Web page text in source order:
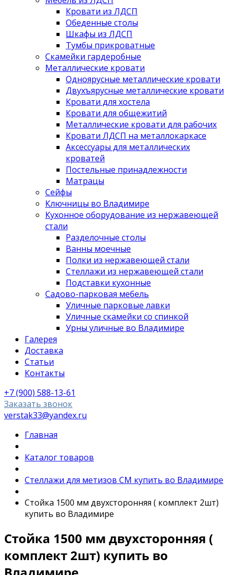
Кровати из ЛДСП
Обеденные столы
Шкафы из ЛДСП
Тумбы прикроватные
Скамейки гардеробные
Металлические кровати
Одноярусные металлические кровати
Двухъярусные металлические кровати
Кровати для хостела
Кровати для общежитий
Металлические кровати для рабочих
Кровати ЛДСП на металлокаркасе
Аксессуары для металлических
кроватей
Постельные принадлежности
Матрацы
Сейфы
Ключницы во Владимире
Кухонное оборудование из нержавеющей
стали
Разделочные столы
Ванны моечные
Полки из нержавеющей стали
Стеллажи из нержавеющей стали
Подставки кухонные
Садово-парковая мебель
Уличные парковые лавки
Уличные скамейки со спинкой
Урны уличные во Владимире
Галерея
Доставка
Статьи
Контакты
+7 (900) 588-13-61
Заказать звонок
verstak33@yandex.ru
Главная
Каталог товаров
Стеллажи для метизов СМ купить во Владимире
Стойка 1500 мм двухсторонняя ( комплект 2шт)
купить во Владимире
Стойка 1500 мм двухсторонняя (
комплект 2шт) купить во